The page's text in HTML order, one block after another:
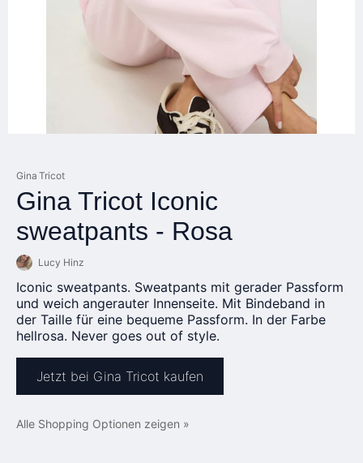
Gina Tricot
Gina Tricot Iconic
sweatpants - Rosa
Lucy Hinz
Iconic sweatpants. Sweatpants mit gerader Passform
und weich angerauter Innenseite. Mit Bindeband in
der Taille für eine bequeme Passform. In der Farbe
hellrosa. Never goes out of style.
Jetzt bei Gina Tricot kaufen
Alle Shopping Optionen zeigen »